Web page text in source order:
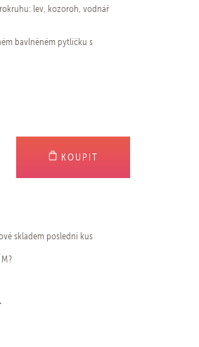
lev, kozoroh, vodnář
bavlněném pytlíčku s
KOUPIT
skladem poslední kus